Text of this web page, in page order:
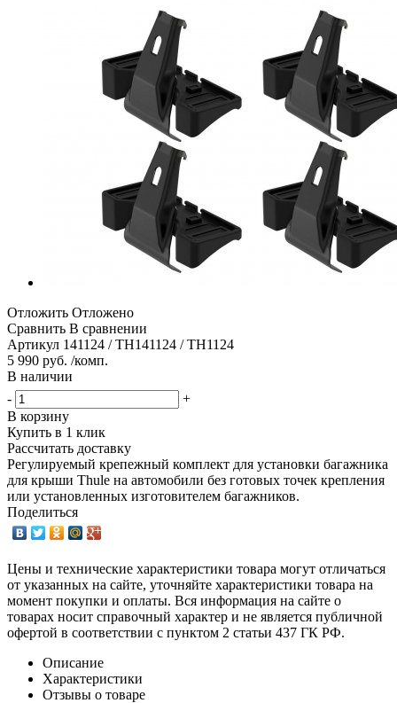
Отложить Отложено
Сравнить В сравнении
Артикул 141124 / TH141124 / TH1124
5 990 руб. /комп.
В наличии
-
+
В корзину
Купить в 1 клик
Рассчитать доставку
Регулируемый крепежный комплект для установки багажника
для крыши Thule на автомобили без готовых точек крепления
или установленных изготовителем багажников.
Поделиться
Цены и технические характеристики товара могут отличаться
от указанных на сайте, уточняйте характеристики товара на
момент покупки и оплаты. Вся информация на сайте о
товарах носит справочный характер и не является публичной
офертой в соответствии с пунктом 2 статьи 437 ГК РФ.
Описание
Характеристики
Отзывы о товаре